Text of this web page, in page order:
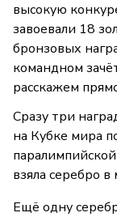
высокую
завоевали 18
бронзовых
командном
расскажем
Сразу три
на Кубке мира
взяла серебро
Ещё одну